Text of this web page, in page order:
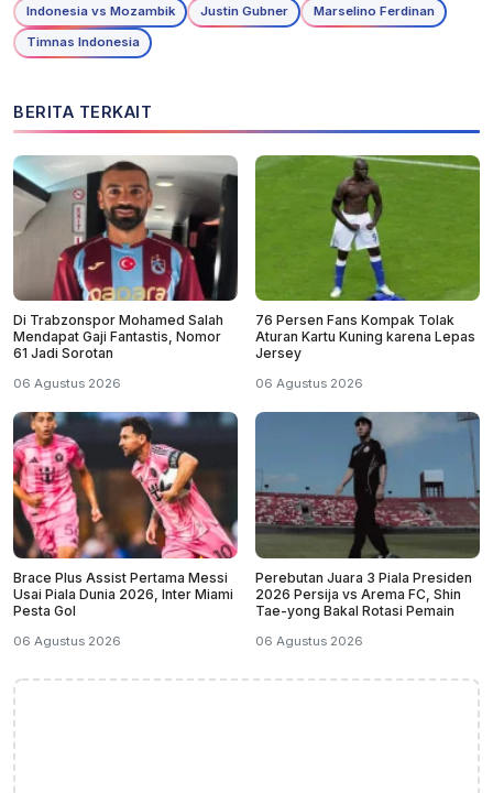
Indonesia vs Mozambik Justin Gubner
Marselino Ferdinan
Timnas Indonesia
BERITA TERKAIT
Di Trabzonspor Mohamed Salah
Mendapat Gaji Fantastis, Nomor
61 Jadi Sorotan
06 Agustus 2026
76 Persen Fans Kompak Tolak
Aturan Kartu Kuning karena Lepas
Jersey
06 Agustus 2026
Brace Plus Assist Pertama Messi
Usai Piala Dunia 2026, Inter Miami
Pesta Gol
06 Agustus 2026
Perebutan Juara 3 Piala Presiden
2026 Persija vs Arema FC, Shin
Tae-yong Bakal Rotasi Pemain
06 Agustus 2026